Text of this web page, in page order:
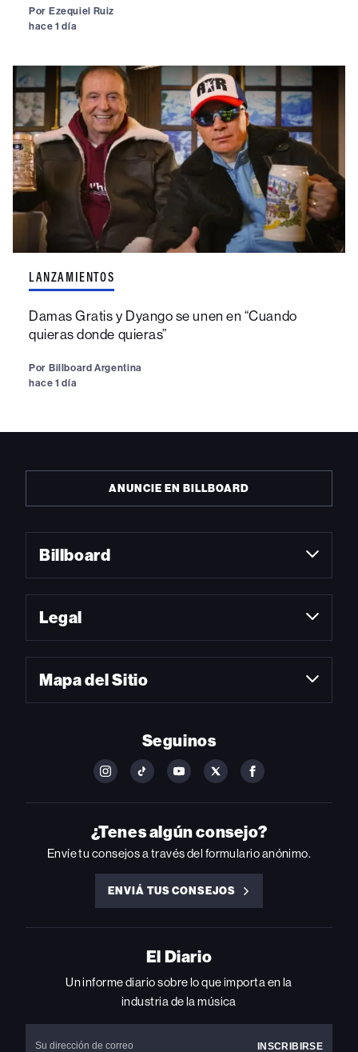
Por Ezequiel Ruiz
hace 1 día
LANZAMIENTOS
Damas Gratis y Dyango se unen en “Cuando
quieras donde quieras”
Por Billboard Argentina
hace 1 día
ANUNCIE EN BILLBOARD
Billboard
Legal
Mapa del Sitio
Seguinos
FOLLOW
ON
INSTAGRAM
FOLLOW
ON
YOUTUBE
FOLLOW
ON
YOUTUBE
FOLLOW
ON
FOLLOW
ON
FACEBOOK
¿Tenes algún consejo?
Envíe tu consejos a través del formulario anónimo.
ENVIÁ TUS CONSEJOS
ENVIÁ
CONSEJOS
El Diario
Un informe diario sobre lo que importa en la
industria de la música